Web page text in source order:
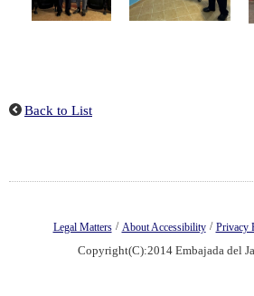
Back to List
Legal Matters / About Accessibility / Privacy
Copyright(C):2014 Embajada del